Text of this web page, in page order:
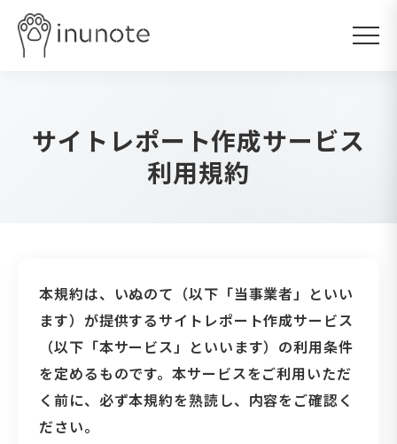
サイトレポート作成サービス
利用規約
本規約は、いぬのて（以下「当事業者」といい
ます）が提供するサイトレポート作成サービス
（以下「本サービス」といいます）の利用条件
を定めるものです。本サービスをご利用いただ
く前に、必ず本規約を熟読し、内容をご確認く
ださい。